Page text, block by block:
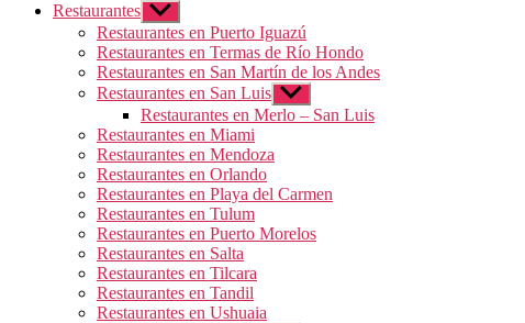
Restaurantes Mostrar
el
submenú
Restaurantes en Puerto Iguazú
Restaurantes en Termas de Río Hondo
Restaurantes en San Martín de los Andes
Restaurantes en San Luis Mostrar
el
submenú
Restaurantes en Merlo – San Luis
Restaurantes en Miami
Restaurantes en Mendoza
Restaurantes en Orlando
Restaurantes en Playa del Carmen
Restaurantes en Tulum
Restaurantes en Puerto Morelos
Restaurantes en Salta
Restaurantes en Tilcara
Restaurantes en Tandil
Restaurantes en Ushuaia